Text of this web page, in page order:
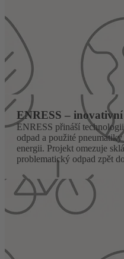
ENRESS –
ENRESS přináší
odpad a použité
energii. Projekt omezuje
problematický odpad zpět